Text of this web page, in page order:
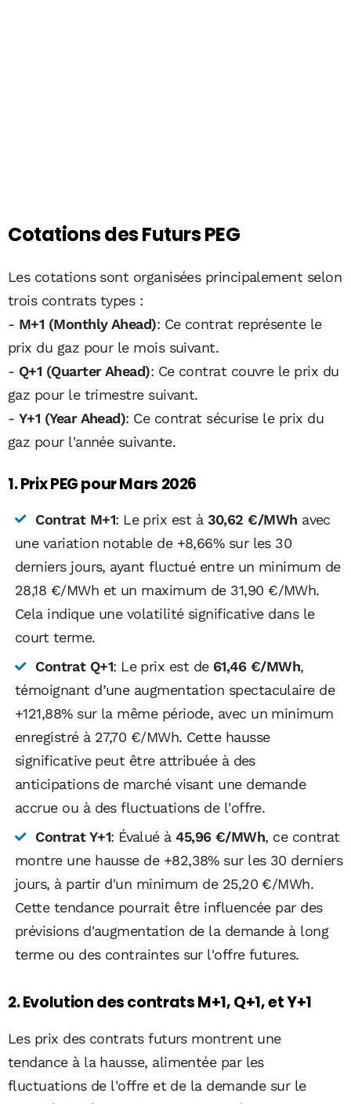
Cotations des Futurs PEG
Les cotations sont organisées principalement selon
trois contrats types :
- M+1 (Monthly Ahead): Ce contrat représente le
prix du gaz pour le mois suivant.
- Q+1 (Quarter Ahead): Ce contrat couvre le prix du
gaz pour le trimestre suivant.
- Y+1 (Year Ahead): Ce contrat sécurise le prix du
gaz pour l'année suivante.
1. Prix PEG pour Mars 2026
Contrat M+1: Le prix est à 30,62 €/MWh avec
une variation notable de +8,66% sur les 30
derniers jours, ayant fluctué entre un minimum de
28,18 €/MWh et un maximum de 31,90 €/MWh.
Cela indique une volatilité significative dans le
court terme.
Contrat Q+1: Le prix est de 61,46 €/MWh,
témoignant d’une augmentation spectaculaire de
+121,88% sur la même période, avec un minimum
enregistré à 27,70 €/MWh. Cette hausse
significative peut être attribuée à des
anticipations de marché visant une demande
accrue ou à des fluctuations de l'offre.
Contrat Y+1: Évalué à45,96 €/MWh, ce contrat
montre une hausse de +82,38% sur les 30 derniers
jours, à partir d'un minimum de 25,20 €/MWh.
Cette tendance pourrait être influencée par des
prévisions d'augmentation de la demande à long
terme ou des contraintes sur l'offre futures.
2. Evolution des contrats M+1, Q+1, et Y+1
Les prix des contrats futurs montrent une
tendance à la hausse, alimentée par les
fluctuations de l'offre et de la demande sur le